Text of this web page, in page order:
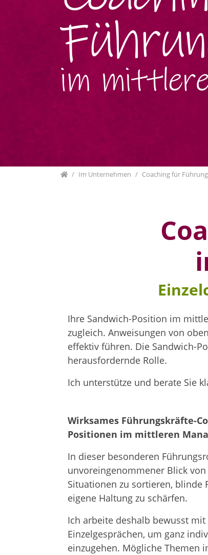
HomeIm Unternehmen Coaching für
Ihre Sandwich-Position im
zugleich. Anweisungen von
effektiv führen. Die Sandwich-
herausfordernde Rolle.
Ich unterstütze und berate Sie
Wirksames Führungskräfte-
Positionen im mittleren
In dieser besonderen
unvoreingenommener Blick
Situationen zu sortieren, blinde
eigene Haltung zu schärfen.
Ich arbeite deshalb bewusst
Einzelgesprächen, um ganz
einzugehen. Mögliche Themen